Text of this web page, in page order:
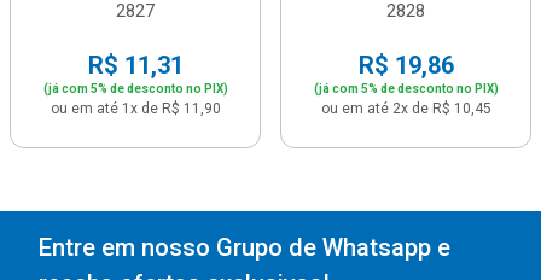
2827
R$ 11,31
(já com 5% de desconto no PIX)
ou em até 1x de R$ 11,90
2828
R$ 19,86
(já com 5% de desconto no PIX)
ou em até 2x de R$ 10,45
Entre em nosso Grupo de Whatsapp e